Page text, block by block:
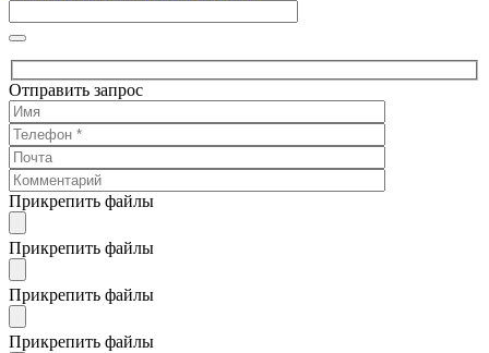
Отправить запрос
Прикрепить файлы
Прикрепить файлы
Прикрепить файлы
Прикрепить файлы